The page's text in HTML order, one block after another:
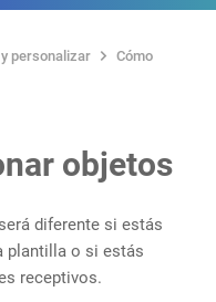
personalizar
Cómo
objetos
diferente si estás
plantilla o si estás
receptivos.